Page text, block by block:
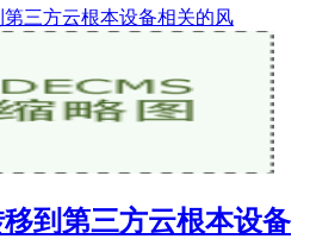
到第三方云根本设备